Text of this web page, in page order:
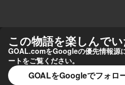
この物語を楽しんで
GOAL.comをGoogleの優先情報源
ートをご覧ください。
GOALをGoogleでフォロ